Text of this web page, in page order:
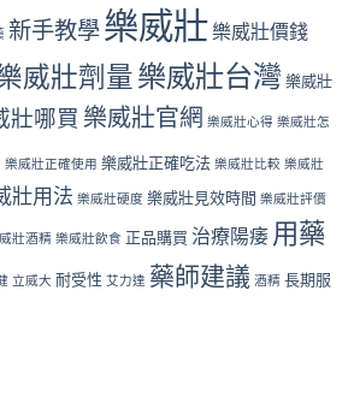
新手教學樂威壯樂威壯價錢
威壯劑量樂威壯台灣 樂威壯
壯哪買 樂威壯官網 樂威壯心得 樂威壯怎
樂威壯正確使用 樂威壯正確吃法 樂威壯比較 樂威壯
壯用法 樂威壯硬度 樂威壯見效時間 樂威壯評價
壯酒精 樂威壯飲食 正品購買 治療陽痿 用藥
立威大 耐受性 艾力達 藥師建議 酒精 長期服